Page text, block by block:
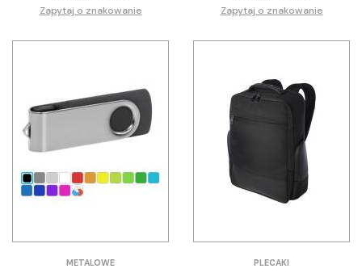
Zapytaj o znakowanie
Zapytaj o znakowanie
METALOWE PLECAKI